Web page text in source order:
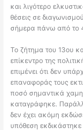
και λιγότερο
θέσεις σε
σήμερα πάνω από το
Το ζήτημα του 13ου
επίκεντρο της
επιμένει ότι δεν
επαναφοράς τους
ποσό σημαντικά
καταγράφηκε.
δεν έχει ακόμη
υπόθεση εκδικάστηκε